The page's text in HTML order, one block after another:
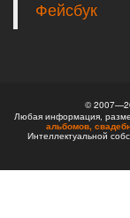
Фейсбук
©
Любая информация,
альбомов,
Интеллектуальной